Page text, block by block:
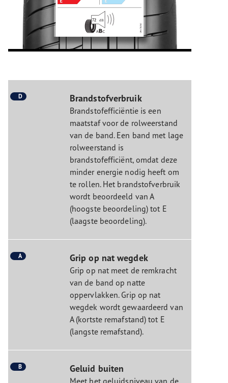
D Brandstofverbruik
Brandstofefficiëntie is een
maatstaf voor de rolweerstand
van de band. Een band met lage
rolweerstand is
brandstofefficiënt, omdat deze
minder energie nodig heeft om
te rollen. Het brandstofverbruik
wordt beoordeeld van A
(hoogste beoordeling) tot E
(laagste beoordeling).
A Grip op nat wegdek
Grip op nat meet de remkracht
van de band op natte
oppervlakken. Grip op nat
wegdek wordt gewaardeerd van
A (kortste remafstand) tot E
(langste remafstand).
B Geluid buiten
Meet het geluidsniveau van de